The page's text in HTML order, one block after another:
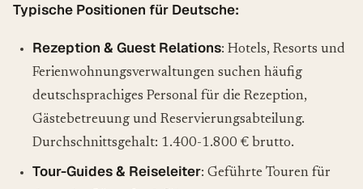
Typische Positionen für Deutsche:
Rezeption & Guest Relations: Hotels, Resorts und
Ferienwohnungsverwaltungen suchen häufig
deutschsprachiges Personal für die Rezeption,
Gästebetreuung und Reservierungsabteilung.
Durchschnittsgehalt: 1.400-1.800 € brutto.
Tour-Guides & Reiseleiter: Geführte Touren für